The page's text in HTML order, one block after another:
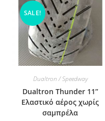
SALE!
Dualtron / Speedway
Dualtron Thunder 11”
Ελαστικό αέρος χωρίς
σαμπρέλα